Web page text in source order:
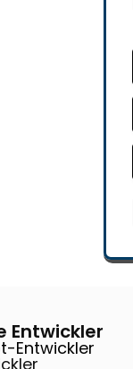
Entwickler
Entwickler